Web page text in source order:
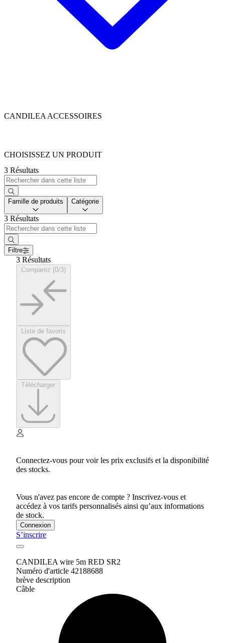
CANDILEA ACCESSOIRES
CHOISISSEZ UN PRODUIT
3 Résultats
Famille de produits Catégorie
3 Résultats
Filtre
3 Résultats
Connectez-vous pour voir les prix exclusifs et la disponibilité
des stocks.
Vous n'avez pas encore de compte ? Inscrivez-vous et
accédez à vos tarifs personnalisés ainsi qu’aux informations
de stock.
Connexion
S’inscrire
CANDILEA wire 5m RED SR2
Numéro d'article 42188688
brève description
Câble